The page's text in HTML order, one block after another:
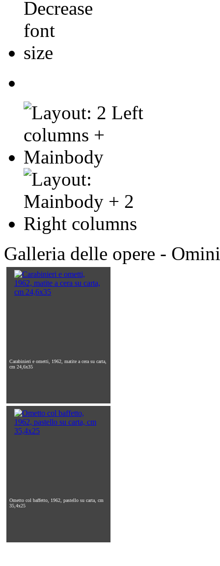
Galleria delle opere - Omini
Carabinieri e ometti, 1962, matite a cera su carta,
cm 24,6x35
Ometto col baffetto, 1962, pastello su carta, cm
35,4x25